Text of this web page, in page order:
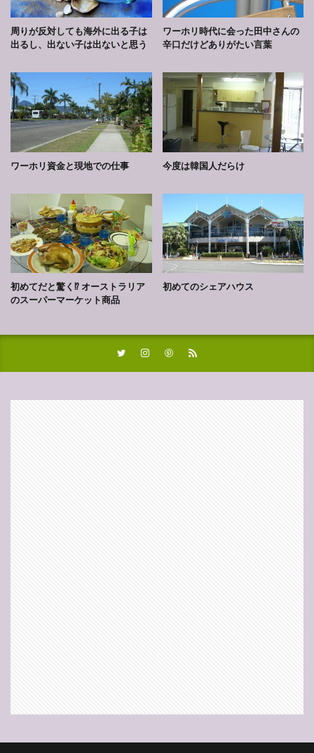
周りが反対しても海外に出る子は
出るし、出ない子は出ないと思う
ワーホリ時代に会った田中さんの
辛口だけどありがたい言葉
ワーホリ資金と現地での仕事 今度は韓国人だらけ
初めてだと驚く⁉︎ オーストラリア
のスーパーマーケット商品
初めてのシェアハウス